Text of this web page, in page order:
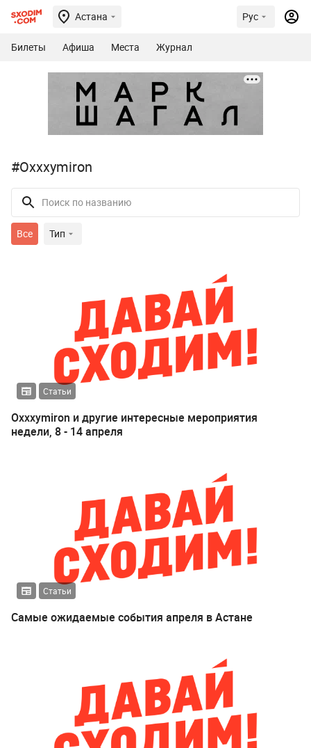
Астана Рус
Билеты Афиша Места Журнал
#Oxxxymiron
Все Тип
Статьи
Oxxxymiron и другие интересные мероприятия
недели, 8 - 14 апреля
Статьи
Самые ожидаемые события апреля в Астане